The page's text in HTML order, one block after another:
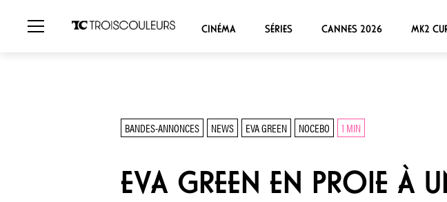
CINÉMA SÉRIES CANNES 2026 MK2
BANDES-ANNONCES NEWS EVA GREEN NOCEBO 1 MIN
EVA GREEN EN PROIE À